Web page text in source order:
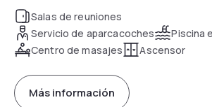
fitness centre, pool, and meeting rooms.
Metro Station is less than 3 minutes away.
Salas de reuniones
Servicio de aparcacoches
Piscina
Centro de masajes
Ascensor
Más información